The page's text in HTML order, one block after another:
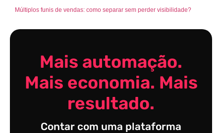
Múltiplos funis de vendas: como separar sem perder visibilidade?
Mais automação.
Mais economia. Mais
resultado.
Contar com uma plataforma